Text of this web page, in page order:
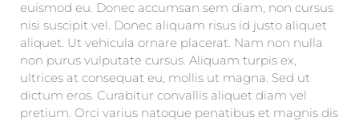
euismod eu. Donec accumsan sem diam, non cursus
nisi suscipit vel. Donec aliquam risus id justo aliquet
aliquet. Ut vehicula ornare placerat. Nam non nulla
non purus vulputate cursus. Aliquam turpis ex,
ultrices at consequat eu, mollis ut magna. Sed ut
dictum eros. Curabitur convallis aliquet diam vel
pretium. Orci varius natoque penatibus et magnis dis